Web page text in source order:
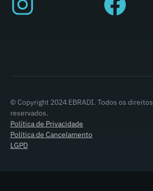
© Copyright 2024 EBRADI. Todos os direitos
reservados.
Política de Privacidade
Política de Cancelamento
LGPD